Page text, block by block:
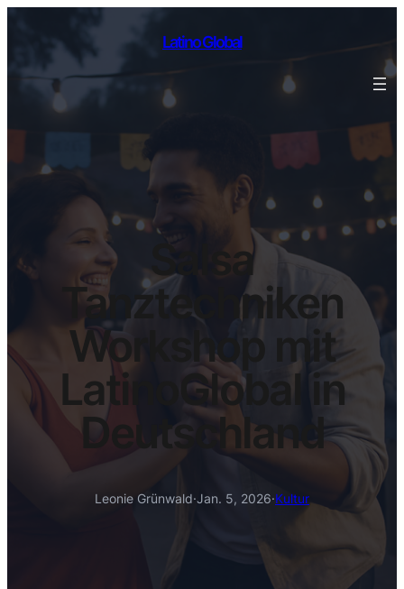
Latino Global
Salsa
Tanztechniken
Workshop mit
LatinoGlobal in
Deutschland
Leonie Grünwald·Jan. 5, 2026·Kultur